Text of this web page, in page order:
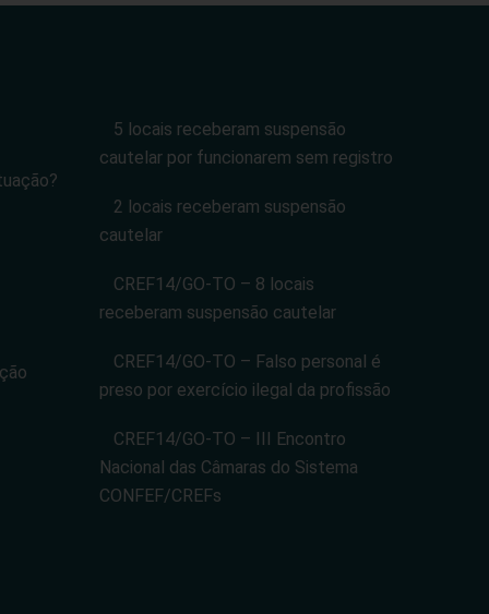
5 locais receberam suspensão
cautelar por funcionarem sem registro
2 locais receberam suspensão
cautelar
CREF14/GO-TO – 8 locais
receberam suspensão cautelar
CREF14/GO-TO – Falso personal é
preso por exercício ilegal da profissão
CREF14/GO-TO – III Encontro
Nacional das Câmaras do Sistema
CONFEF/CREFs